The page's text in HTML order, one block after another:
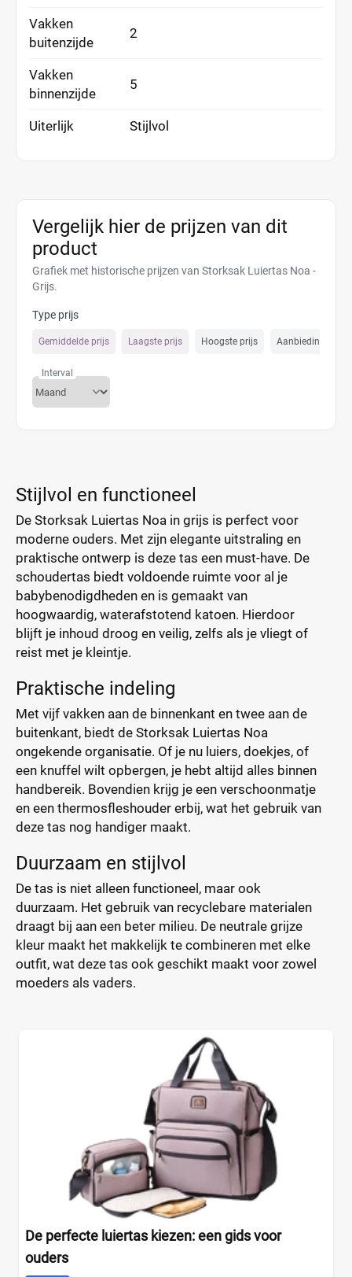
Vakken
buitenzijde
2
Vakken
binnenzijde
5
Uiterlijk Stijlvol
Vergelijk hier de prijzen van dit
product
Grafiek met historische prijzen van Storksak Luiertas Noa -
Grijs.
Type prijs
Gemiddelde prijs Laagste prijs Hoogste prijs Aanbiedings prijs
Interval
Stijlvol en functioneel
De Storksak Luiertas Noa in grijs is perfect voor
moderne ouders. Met zijn elegante uitstraling en
praktische ontwerp is deze tas een must-have. De
schoudertas biedt voldoende ruimte voor al je
babybenodigdheden en is gemaakt van
hoogwaardig, waterafstotend katoen. Hierdoor
blijft je inhoud droog en veilig, zelfs als je vliegt of
reist met je kleintje.
Praktische indeling
Met vijf vakken aan de binnenkant en twee aan de
buitenkant, biedt de Storksak Luiertas Noa
ongekende organisatie. Of je nu luiers, doekjes, of
een knuffel wilt opbergen, je hebt altijd alles binnen
handbereik. Bovendien krijg je een verschoonmatje
en een thermosfleshouder erbij, wat het gebruik van
deze tas nog handiger maakt.
Duurzaam en stijlvol
De tas is niet alleen functioneel, maar ook
duurzaam. Het gebruik van recyclebare materialen
draagt bij aan een beter milieu. De neutrale grijze
kleur maakt het makkelijk te combineren met elke
outfit, wat deze tas ook geschikt maakt voor zowel
moeders als vaders.
De perfecte luiertas kiezen: een gids voor
ouders